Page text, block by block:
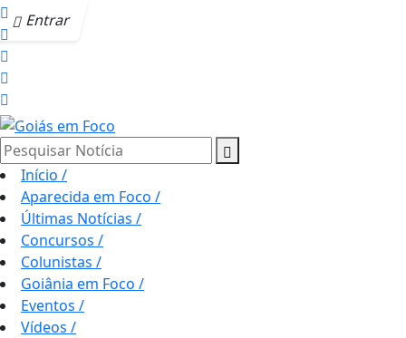
Entrar
Pesquisar Notícia
Início /
Aparecida em Foco /
Últimas Notícias /
Concursos /
Colunistas /
Goiânia em Foco /
Eventos /
Vídeos /